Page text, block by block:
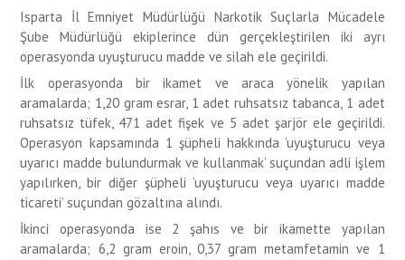
Isparta İl Emniyet Müdürlüğü Narkotik Suçlarla Mücadele
Şube Müdürlüğü ekiplerince dün gerçekleştirilen iki ayrı
operasyonda uyuşturucu madde ve silah ele geçirildi.
İlk operasyonda bir ikamet ve araca yönelik yapılan
aramalarda; 1,20 gram esrar, 1 adet ruhsatsız tabanca, 1 adet
ruhsatsız tüfek, 471 adet fişek ve 5 adet şarjör ele geçirildi.
Operasyon kapsamında 1 şüpheli hakkında ’uyuşturucu veya
uyarıcı madde bulundurmak ve kullanmak’ suçundan adli işlem
yapılırken, bir diğer şüpheli ’uyuşturucu veya uyarıcı madde
ticareti’ suçundan gözaltına alındı.
İkinci operasyonda ise 2 şahıs ve bir ikamette yapılan
aramalarda; 6,2 gram eroin, 0,37 gram metamfetamin ve 1